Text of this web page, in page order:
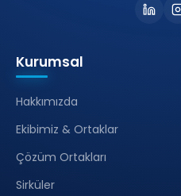
Kurumsal
Hakkımızda
Ekibimiz & Ortaklar
Çözüm Ortakları
Sirküler